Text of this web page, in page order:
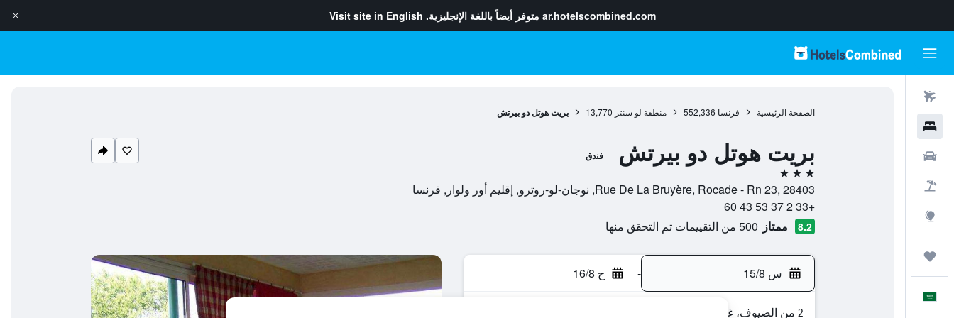
ar.hotelscombined.com متوفر أيضاً باللغة الإنجليزية. Visit site in English
الصفحة الرئيسية فرنسا 552,336 منطقة لو سنتر 13,770 بريت هوتل دو بيرتش
بريت هوتل دو بيرتش فندق
3 نجوم
Rue De La Bruyère, Rocade - Rn 23, 28403, نوجان-لو-روترو, إقليم أور ولوار, فرنسا
+33 2 37 53 43 60
8.2 ممتاز 500 من التقييمات تم التحقق منها
س 15/8 - ح 16/8
2 من الضيوف، غرفة واحدة